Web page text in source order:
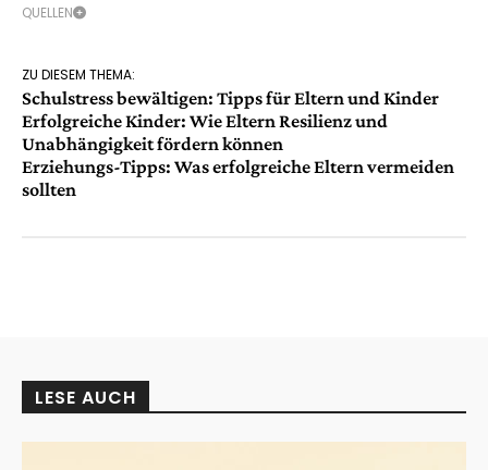
QUELLEN
ZU DIESEM THEMA:
Schulstress bewältigen: Tipps für Eltern und Kinder
Erfolgreiche Kinder: Wie Eltern Resilienz und
Unabhängigkeit fördern können
Erziehungs-Tipps: Was erfolgreiche Eltern vermeiden
sollten
LESE AUCH